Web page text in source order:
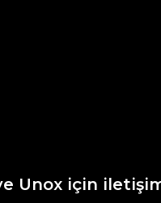
Unox için